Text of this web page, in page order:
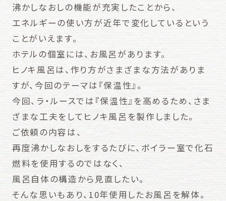
沸かしなおしの機能が充実したことから、
エネルギーの使い方が近年で変化しているという
ことがいえます。
ホテルの個室には、お風呂があります。
ヒノキ風呂は、作り方がさまざまな方法がありま
すが、今回のテーマは『保温性』。
今回、ラ・ルースでは『保温性』を高めるため、さま
ざまな工夫をしてヒノキ風呂を製作しました。
ご依頼の内容は、
再度沸かしなおしをするたびに、ボイラー室で化石
燃料を使用するのではなく、
風呂自体の構造から見直したい。
そんな思いもあり、10年使用したお風呂を解体。